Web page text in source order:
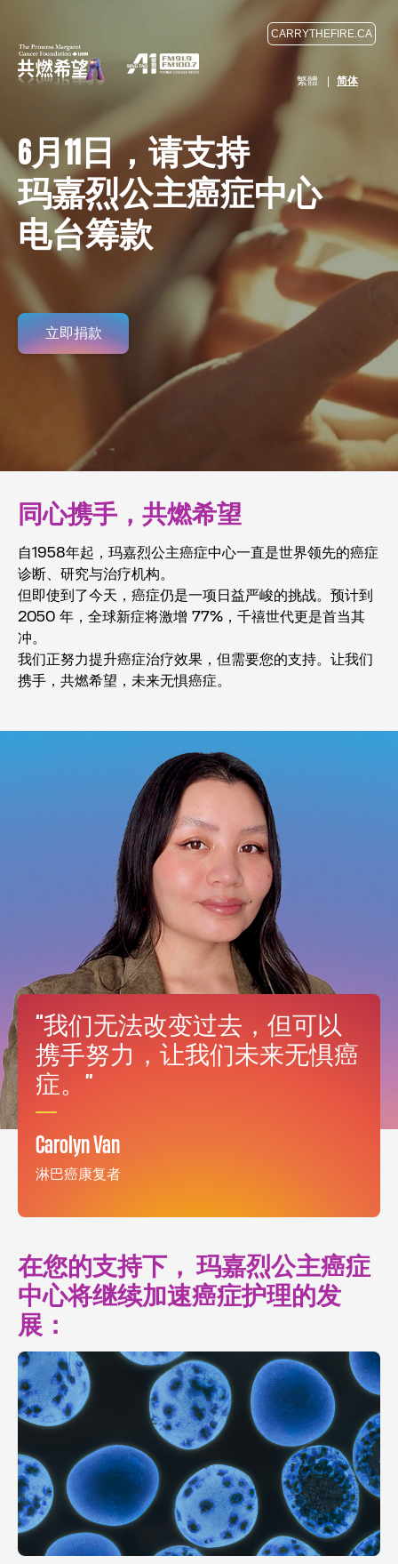
繁體 简体
CARRYTHEFIRE.CA
6⽉11⽇，请⽀持
玛嘉烈公主癌症中⼼
电台筹款
立即捐款
同心携手，共燃希望
⾃1958年起，玛嘉烈公主癌症中⼼⼀直是世界领先的癌症
诊断、研究与治疗机构。
但即使到了今天，癌症仍是⼀项⽇益严峻的挑战。预计到
2050 年，全球新症将激增 77%，千禧世代更是⾸当其
冲。
我们正努⼒提升癌症治疗效果，但需要您的⽀持。让我们
携⼿，共燃希望，未来⽆惧癌症。
“我们⽆法改变过去，但可以
携⼿努⼒，让我们未来⽆惧癌
症。”
Carolyn Van
淋巴癌康复者
在您的支持下， 玛嘉烈公主癌症
中心将继续加速癌症护理的发
展：